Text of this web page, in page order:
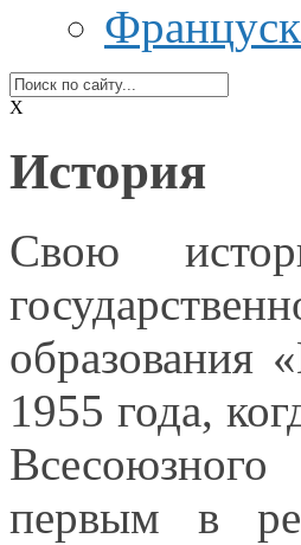
X
История
Свою
образования
1955 года,
первым в